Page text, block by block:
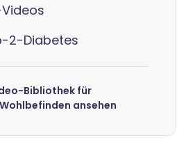
2-Diabetes
Bibliothek für
ansehen